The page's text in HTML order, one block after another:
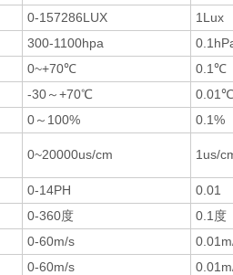
0-157286LUX
1Lux
300-1100hpa
0~+70℃
0.1℃
-30～+70℃
0.01℃
0～100% 0.1%
0~20000us/cm 1us/
0-14PH
0.01
0-360度
0.1度
0-60m/s
0-60m/s